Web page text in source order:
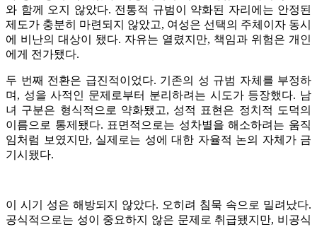
와 함께 오지 않았다. 전통적 규범이 약화된 자리에는 안정된
제도가 충분히 마련되지 않았고, 여성은 선택의 주체이자 동시
에 비난의 대상이 됐다. 자유는 열렸지만, 책임과 위험은 개인
에게 전가됐다.
두 번째 전환은 급진적이었다. 기존의 성 규범 자체를 부정하
며, 성을 사적인 문제로부터 분리하려는 시도가 등장했다. 남
녀 구분은 형식적으로 약화됐고, 성적 표현은 정치적 도덕의
이름으로 통제됐다. 표면적으로는 성차별을 해소하려는 움직
임처럼 보였지만, 실제로는 성에 대한 자율적 논의 자체가 금
기시됐다.
이 시기 성은 해방되지 않았다. 오히려 침묵 속으로 밀려났다.
공식적으로는 성이 중요하지 않은 문제로 취급됐지만, 비공식